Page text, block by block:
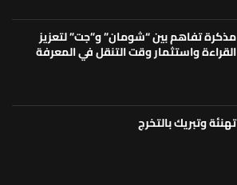
مذكرة تفاهم بين “شومان” و”جت” لتعزيز
القراءة واستثمار وقت التنقل في المعرفة
تهنئة وتبريك بالتخرج